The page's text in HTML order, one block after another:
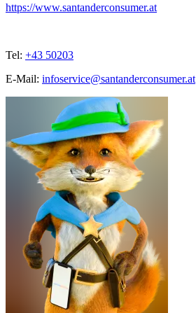
https://www.santanderconsumer.at
Tel: +43 50203
E-Mail: infoservice@santanderconsumer.at